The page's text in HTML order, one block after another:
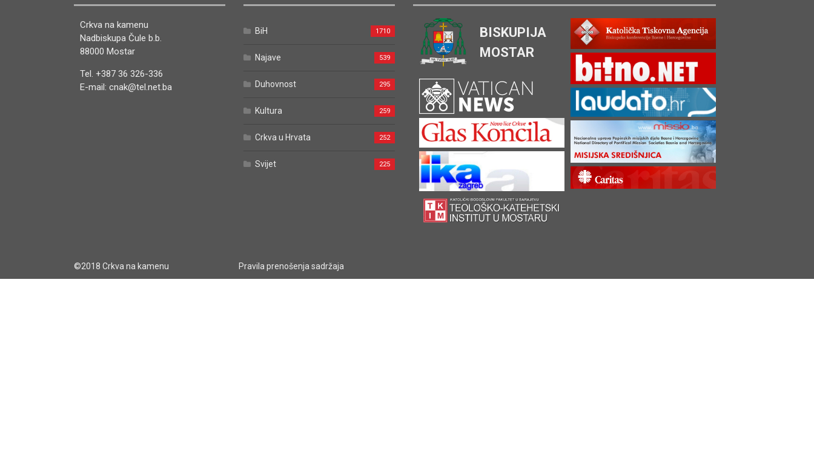
Crkva na kamenu
Nadbiskupa Čule b.b.
88000 Mostar
Tel. +387 36 326-336
E-mail: cnak@tel.net.ba
BiH 1710
Najave 539
Duhovnost 295
Kultura 259
Crkva u Hrvata 252
Svijet 225
BISKUPIJA
MOSTAR
©2018 Crkva na kamenu Pravila prenošenja sadržaja